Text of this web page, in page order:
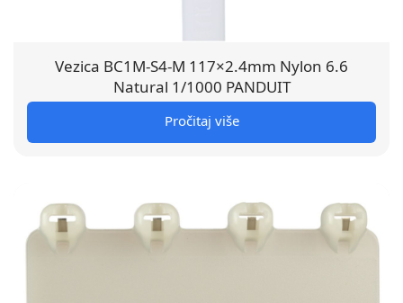
Vezica BC1M-S4-M 117×2.4mm Nylon 6.6
Natural 1/1000 PANDUIT
Pročitaj više